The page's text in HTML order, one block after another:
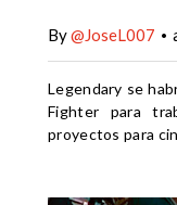
By@JoseL007 •
Legendary se
Fighter para
proyectos para